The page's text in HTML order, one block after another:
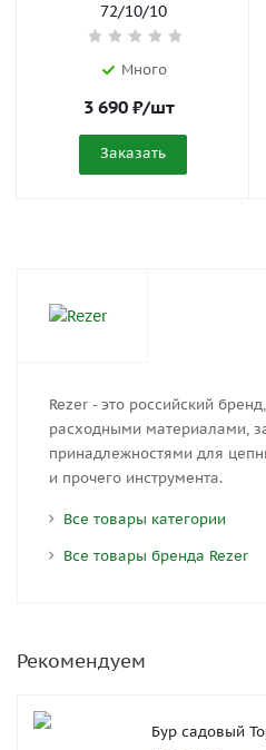
72/10/10
Много
3 690 ₽/шт
Заказать
Rezer - это российский
расходными материалами,
принадлежностями для
и прочего инструмента.
Все товары категории
Все товары бренда Rezer
Рекомендуем
Бур садовый